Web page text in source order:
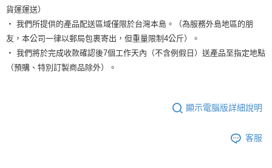
貨運運送）
‧ 我們所提供的產品配送區域僅限於台灣本島。（為服務外島地區的朋
友，本公司一律以郵局包裹寄出，但重量限制4公斤）。
‧ 我們將於完成收款確認後7個工作天內（不含例假日）送產品至指定地點
（預購、特別訂製商品除外）。
顯示電腦版詳細說明
客服